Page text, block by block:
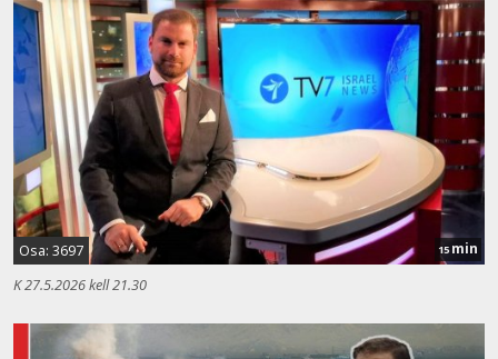
Osa: 3697 15 min
K 27.5.2026 kell 21.30